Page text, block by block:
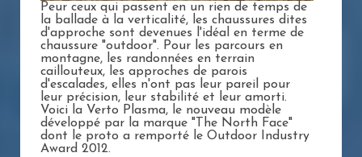
Peur ceux qui passent en un rien de temps de
la ballade à la verticalité, les chaussures dites
d'approche sont devenues l'idéal en terme de
chaussure "outdoor". Pour les parcours en
montagne, les randonnées en terrain
caillouteux, les approches de parois
d'escalades, elles n'ont pas leur pareil pour
leur précision, leur stabilité et leur amorti.
Voici la Verto Plasma, le nouveau modèle
développé par la marque "The North Face"
dont le proto a remporté le Outdoor Industry
Award 2012.